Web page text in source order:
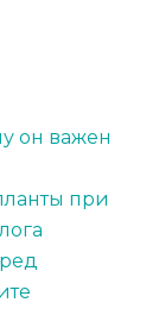
он важен
при